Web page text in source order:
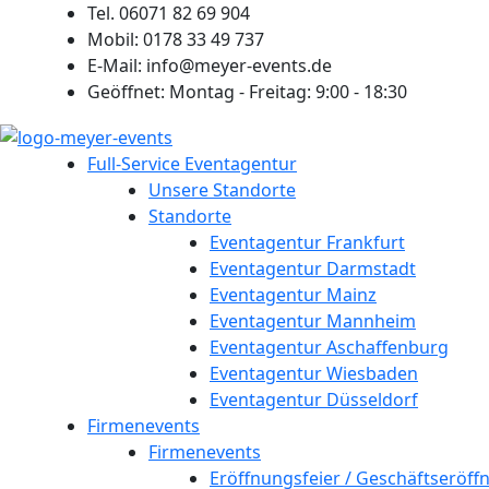
springen
Tel. 06071 82 69 904
Mobil: 0178 33 49 737
E-Mail: info@meyer-events.de
Geöffnet: Montag - Freitag: 9:00 - 18:30
Full-Service Eventagentur
Unsere Standorte
Standorte
Eventagentur Frankfurt
Eventagentur Darmstadt
Eventagentur Mainz
Eventagentur Mannheim
Eventagentur Aschaffenburg
Eventagentur Wiesbaden
Eventagentur Düsseldorf
Firmenevents
Firmenevents
Eröffnungsfeier /